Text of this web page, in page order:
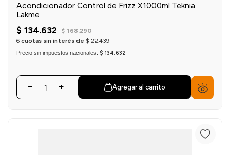
Acondicionador Control de Frizz X1000ml Teknia
Lakme
$ 134.632 $ 168.290
6 cuotas sin interés de $ 22.439
Precio sin impuestos nacionales: $ 134.632
Agregar al carrito